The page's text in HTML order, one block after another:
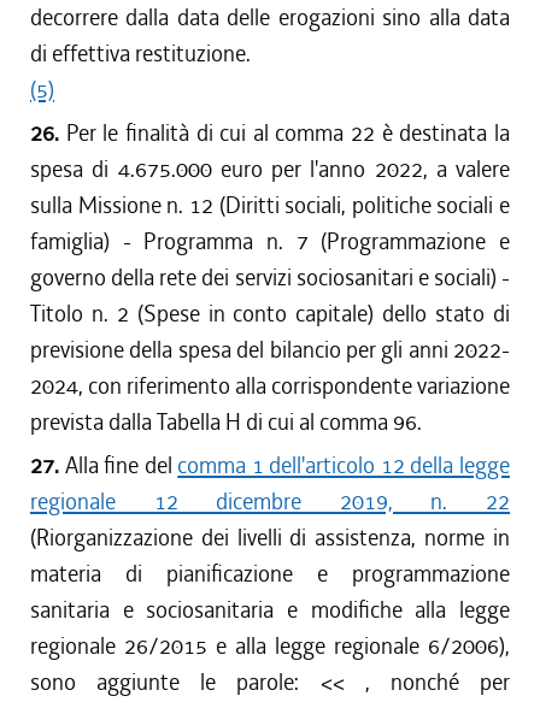
decorrere dalla data delle erogazioni sino alla data
di effettiva restituzione.
(5)
26. Per le finalità di cui al comma 22 è destinata la
spesa di 4.675.000 euro per l'anno 2022, a valere
sulla Missione n. 12 (Diritti sociali, politiche sociali e
famiglia) - Programma n. 7 (Programmazione e
governo della rete dei servizi sociosanitari e sociali) -
Titolo n. 2 (Spese in conto capitale) dello stato di
previsione della spesa del bilancio per gli anni 2022-
2024, con riferimento alla corrispondente variazione
prevista dalla Tabella H di cui al comma 96.
27. Alla fine del comma 1 dell'articolo 12 della legge
regionale 12 dicembre 2019, n. 22
(Riorganizzazione dei livelli di assistenza, norme in
materia di pianificazione e programmazione
sanitaria e sociosanitaria e modifiche alla legge
regionale 26/2015 e alla legge regionale 6/2006),
sono aggiunte le parole: << , nonché per